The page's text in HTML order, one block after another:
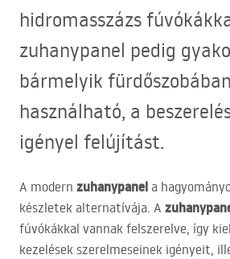
hidromasszázs
zuhanypanel pedig
bármelyik fürdőszobában
használható, a
igényel felújítást.
A modern zuhanypanel a
készletek alternatívája. A
fúvókákkal vannak felszerelve, így
kezelések szerelmeseinek igényeit,